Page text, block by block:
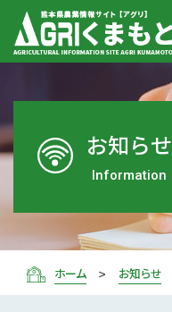
お知らせ
Information
ホーム お知らせ